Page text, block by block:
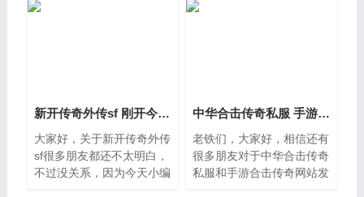
背后，藏着无数个深夜独自
面临的问题，别忘了关注本
新开传奇外传sf 刚开今天新开传奇网站安卓
大家好，关于新开传奇外传
sf很多朋友都还不太明白，
不过没关系，因为今天小编
中华合击传奇私服 手游合击传奇网站发布
老铁们，大家好，相信还有
很多朋友对于中华合击传奇
私服和手游合击传奇网站发